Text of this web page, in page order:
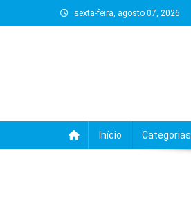
to
sexta-feira, agosto 07, 2026
Início Categorias